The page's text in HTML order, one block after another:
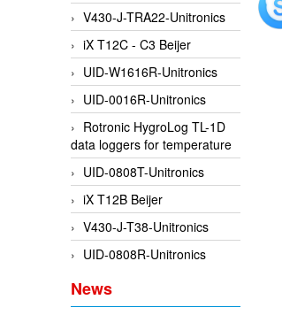
V430-J-TRA22-Unitronics
iX T12C - C3 Beijer
UID-W1616R-Unitronics
UID-0016R-Unitronics
Rotronic HygroLog TL-1D
data loggers for temperature
UID-0808T-Unitronics
iX T12B Beijer
V430-J-T38-Unitronics
UID-0808R-Unitronics
News